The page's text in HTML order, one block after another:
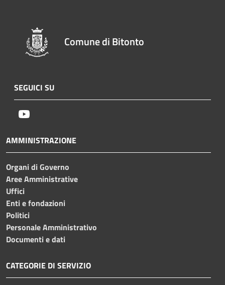
Comune di Bitonto
SEGUICI SU
AMMINISTRAZIONE
Organi di Governo
Aree Amministrative
Uffici
Enti e fondazioni
Politici
Personale Amministrativo
Documenti e dati
CATEGORIE DI SERVIZIO